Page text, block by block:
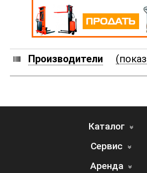
Производители
Каталог
Сервис
Аренда